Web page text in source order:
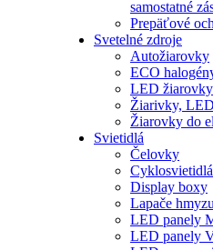
samostatné
Prepäťové
Svetelné zdroje
Autožiarovky
ECO
LED žiarovky
Žiarivky,
Žiarovky do
Svietidlá
Čelovky
Cyklosvietidlá
Display boxy
Lapače hmyzu
LED panely
LED panely